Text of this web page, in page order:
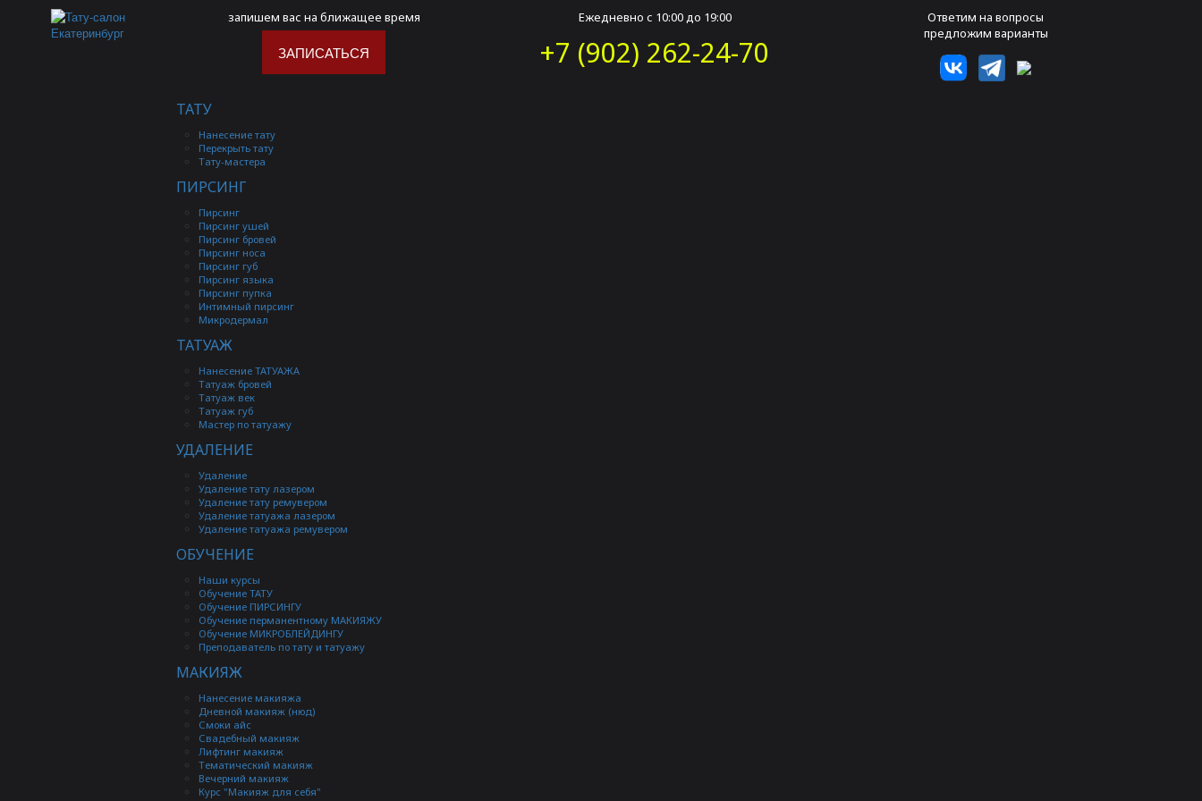
запишем вас на ближащее время
ЗАПИСАТЬСЯ
Ежедневно с 10:00 до 19:00
+7 (902) 262-24-70
Ответим на вопросы
предложим варианты
ТАТУ
Нанесение тату
Перекрыть тату
Тату-мастера
ПИРСИНГ
Пирсинг
Пирсинг ушей
Пирсинг бровей
Пирсинг носа
Пирсинг губ
Пирсинг языка
Пирсинг пупка
Интимный пирсинг
Микродермал
ТАТУАЖ
Нанесение ТАТУАЖА
Татуаж бровей
Татуаж век
Татуаж губ
Мастер по татуажу
УДАЛЕНИЕ
Удаление
Удаление тату лазером
Удаление тату ремувером
Удаление татуажа лазером
Удаление татуажа ремувером
ОБУЧЕНИЕ
Наши курсы
Обучение ТАТУ
Обучение ПИРСИНГУ
Обучение перманентному МАКИЯЖУ
Обучение МИКРОБЛЕЙДИНГУ
Преподаватель по тату и татуажу
МАКИЯЖ
Нанесение макияжа
Дневной макияж (нюд)
Смоки айс
Свадебный макияж
Лифтинг макияж
Тематический макияж
Вечерний макияж
Курс "Макияж для себя"
Удаление тату в Екатеринбурге и Верхней Пышме
Студия You-Key предлагает не только профессиональную прорисовку, но и
На протяжении достаточно долгого периода считалось, что невозможно убрать татуировку без существенного повреждения кожных покровов, ведь красящие
пигменты находятся достаточно глубоко в ее слоях. С открытием лазерных технологий у всех, кто по какой-либо причине жаждет расстаться со своим
такая возможность.
Мы предлагаем следующие виды удаления:
Принцип действия лазерного аппарата основан на селективной фотокавитации (способности лазерного луча разрушать клетки пигмента, не оказывая негативного
воздействия на окружающие ткани). Аккумулируясь в зоне наличия красителя, лазер расщепляет пигмент, остатки которого после постепенно выводятся организмом
течение 3-4 недель.
На сегодняшний день лазерное удаление татуировок считается наиболее щадящей технологией и широко применяется во всем мире!
Стремясь предложить своим клиентам европейский уровень обслуживания, мы проводим процедуры